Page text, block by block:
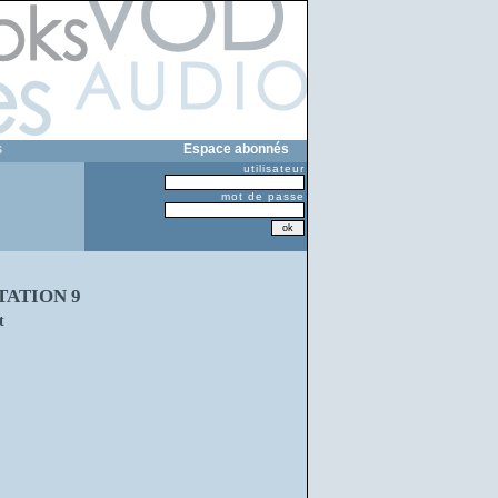
Espace abonnés
utilisateur
mot de passe
9